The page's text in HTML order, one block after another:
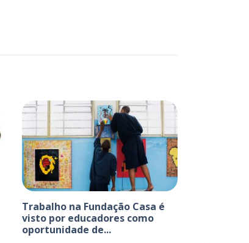
Trabalho na Fundação Casa é
visto por educadores como
oportunidade de...